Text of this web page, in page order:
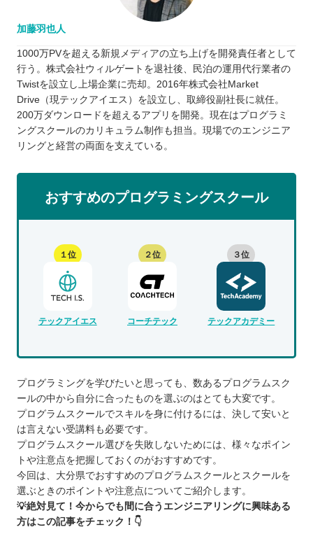
加藤羽也人
1000万PVを超える新規メディアの立ち上げを開発責任者として
行う。株式会社ウィルゲートを退社後、民泊の運用代行業者の
Twistを設立し上場企業に売却。2016年株式会社Market
Drive（現テックアイエス）を設立し、取締役副社長に就任。
200万ダウンロードを超えるアプリを開発。現在はプログラミ
ングスクールのカリキュラム制作も担当。現場でのエンジニア
リングと経営の両面を支えている。
おすすめのプログラミングスクール
１位
テックアイエス
２位
コーチテック
３位
テックアカデミー
プログラミングを学びたいと思っても、数あるプログラムスク
ールの中から自分に合ったものを選ぶのはとても大変です。
プログラムスクールでスキルを身に付けるには、決して安いと
は言えない受講料も必要です。
プログラムスクール選びを失敗しないためには、様々なポイン
トや注意点を把握しておくのがおすすめです。
今回は、大分県でおすすめのプログラムスクールとスクールを
選ぶときのポイントや注意点についてご紹介します。
💡絶対見て！今からでも間に合うエンジニアリングに興味ある
方はこの記事をチェック！👇